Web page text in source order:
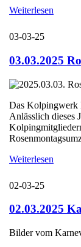
Weiterlesen
03-03-25
03.03.2025
Das Kolpingwerk
Anlässlich dieses
Weiterlesen
02-03-25
02.03.2025
Bilder vom